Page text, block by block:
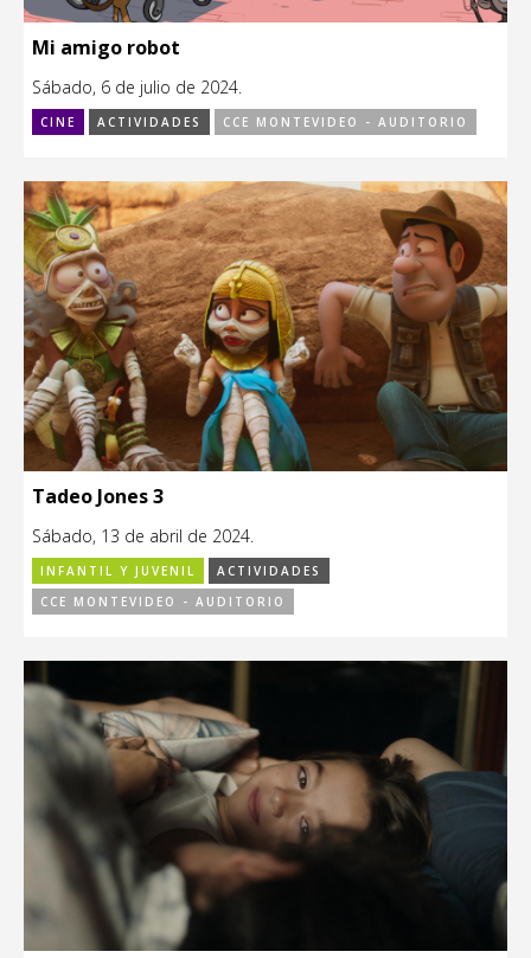
Mi amigo robot
Sábado, 6 de julio de 2024.
CINE ACTIVIDADES CCE MONTEVIDEO - AUDITORIO
Tadeo Jones 3
Sábado, 13 de abril de 2024.
INFANTIL Y JUVENIL
ACTIVIDADES
CCE MONTEVIDEO - AUDITORIO